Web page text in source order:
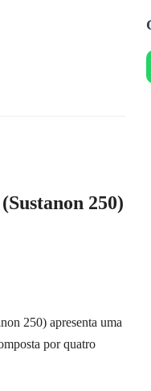
250)
250) apresenta uma
por quatro